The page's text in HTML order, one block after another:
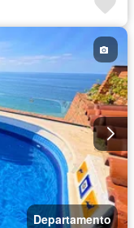
Departamento